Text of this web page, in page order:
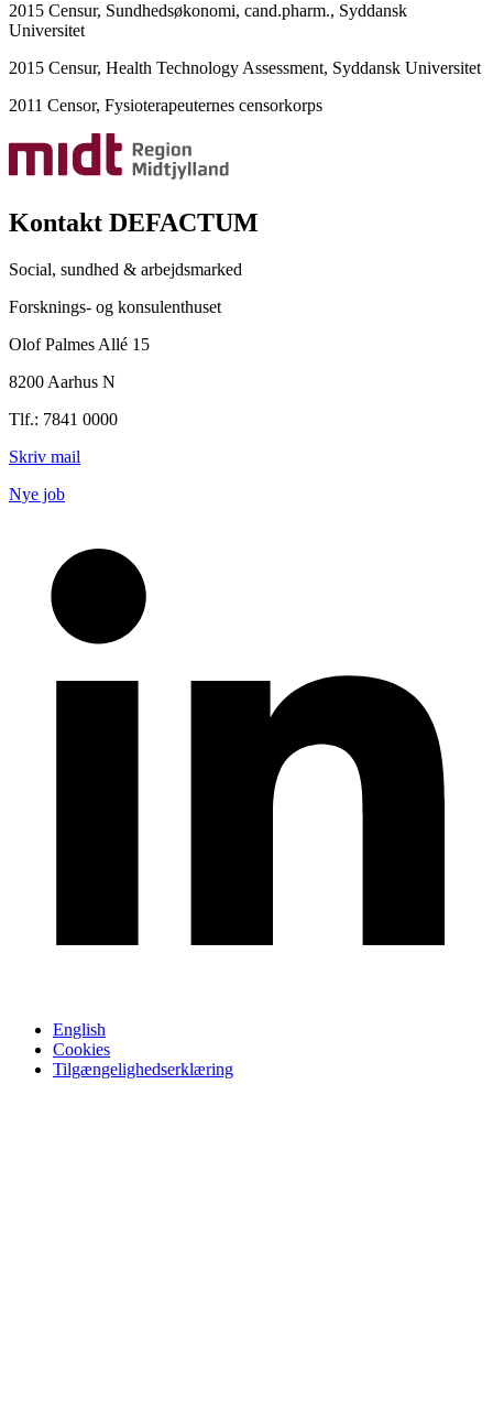
2015 Censur, Sundhedsøkonomi, cand.pharm., Syddansk
Universitet
2015 Censur, Health Technology Assessment, Syddansk Universitet
2011 Censor, Fysioterapeuternes censorkorps
Kontakt DEFACTUM
Social, sundhed & arbejdsmarked
Forsknings- og konsulenthuset
Olof Palmes Allé 15
8200 Aarhus N
Tlf.: 7841 0000
Skriv mail
Nye job
English
Cookies
Tilgængelighedserklæring